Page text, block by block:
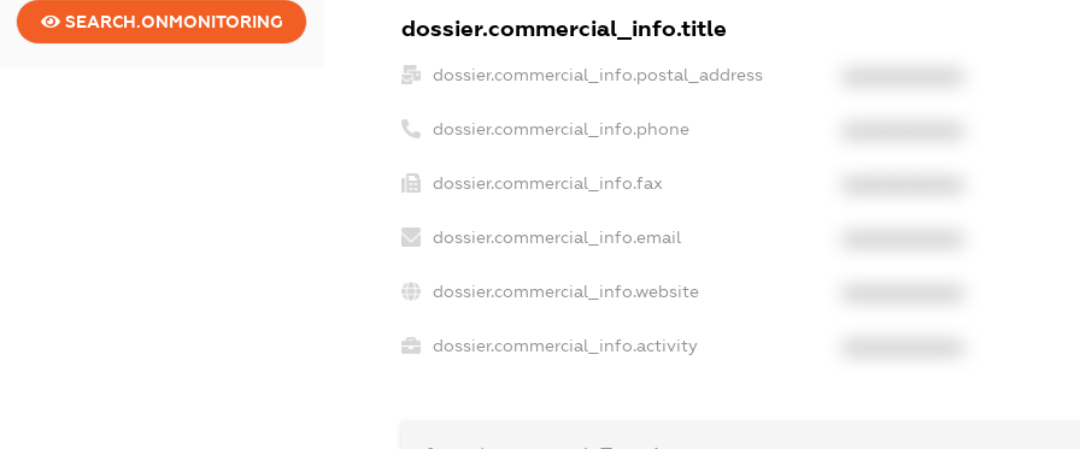
SEARCH.ONMONITORING dossier.commercial_info.title
dossier.commercial_info.postal_address
dossier.commercial_info.phone
dossier.commercial_info.fax
dossier.commercial_info.email
dossier.commercial_info.website
dossier.commercial_info.activity